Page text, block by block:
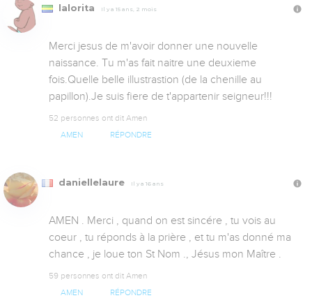
lalorita Il y a 15 ans, 2 mois
Merci jesus de m'avoir donner une nouvelle
naissance. Tu m'as fait naitre une deuxieme
fois.Quelle belle illustrastion (de la chenille au
papillon).Je suis fiere de t'appartenir seigneur!!!
52 personnes ont dit Amen
AMEN RÉPONDRE
daniellelaure Il y a 16 ans
AMEN . Merci , quand on est sincére , tu vois au
coeur , tu réponds à la prière , et tu m'as donné ma
chance , je loue ton St Nom ., Jésus mon Maître .
59 personnes ont dit Amen
AMEN RÉPONDRE